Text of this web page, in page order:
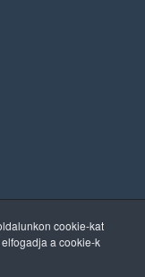
cookie-kat
a cookie-k